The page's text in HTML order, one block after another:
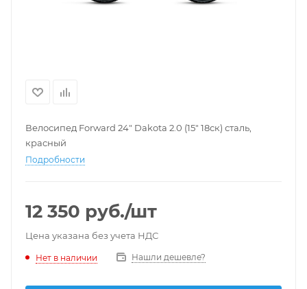
Велосипед Forward 24" Dakota 2.0 (15" 18ск) сталь,
красный
Подробности
12 350 руб./шт
Цена указана без учета НДС
Нет в наличии Нашли дешевле?